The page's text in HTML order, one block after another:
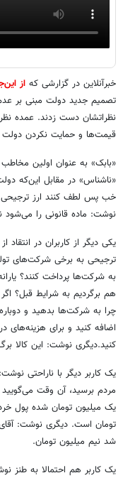
خبرآنلاین در گزارشی که از
تصمیم جدید دولت مبنی بر
نظراتشان دست زدند. عمده
قیمت‌ها و حمایت نکردن دولت
«بابک» به عنوان اولین
«ناشناس» در مقابل این‌که
خب پس لطف کنند ارز ترجیحی
نوشت: ماده قانونی را می‌شود
یکی دیگر از کاربران در
ترجیحی به برخی شرکت‌های
به شرکت‌ها پرداخت کنند؟
هم برگردیم به شرایط قبل؟ اگر
چرا به شرکت‌ها بدهید و
اضافه کنید و برای
کنید.دیگری نوشت: این کالا
مردم برسید، آن وقت
یک میلیون تومان شده پول
تومان است. دیگری نوشت:
شد نیم میلیون تومان.
یک کاربر هم احتمالا به طنز